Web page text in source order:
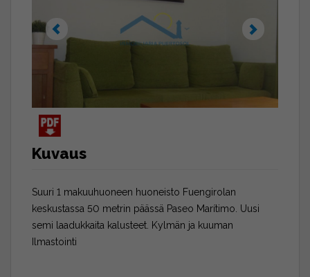
Kuvaus
Suuri 1 makuuhuoneen huoneisto Fuengirolan
keskustassa 50 metrin päässä Paseo Marítimo. Uusi
semi laadukkaita kalusteet. Kylmän ja kuuman
Ilmastointi